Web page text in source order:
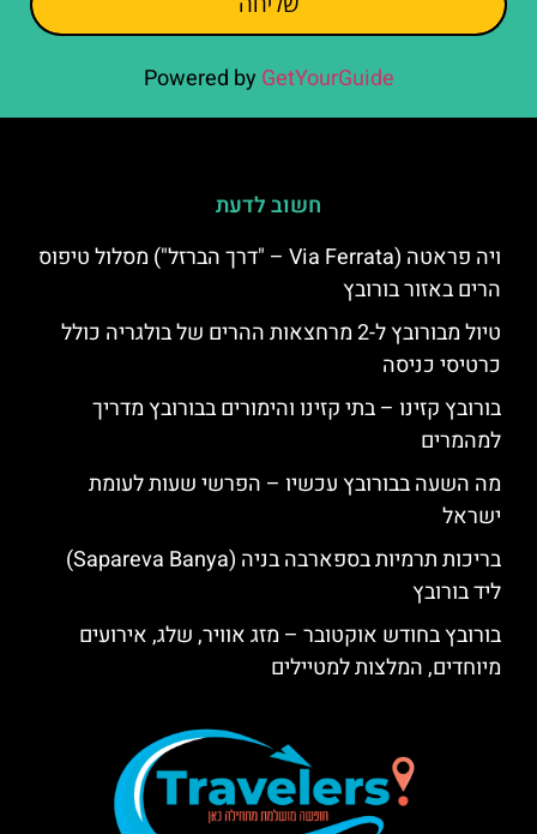
Powered by GetYourGuide
חשוב לדעת
ויה פראטה (Via Ferrata – "דרך הברזל") מסלול טיפוס
הרים באזור בורובץ
טיול מבורובץ ל-2 מרחצאות ההרים של בולגריה כולל
כרטיסי כניסה
בורובץ קזינו – בתי קזינו והימורים בבורובץ מדריך
למהמרים
מה השעה בבורובץ עכשיו – הפרשי שעות לעומת
ישראל
בריכות תרמיות בספארבה בניה (Sapareva Banya)
ליד בורובץ
בורובץ בחודש אוקטובר – מזג אוויר, שלג, אירועים
מיוחדים, המלצות למטיילים